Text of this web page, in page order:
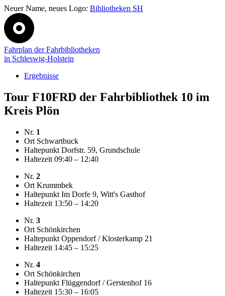
Neuer Name, neues Logo: Bibliotheken SH
Fahrplan der Fahrbibliotheken
in Schleswig-Holstein
Ergebnisse
Tour F10FRD der Fahrbibliothek 10 im
Kreis Plön
Nr. 1
Ort Schwartbuck
Haltepunkt Dorfstr. 59, Grundschule
Haltezeit 09:40 – 12:40
Nr. 2
Ort Krummbek
Haltepunkt Im Dorfe 9, Witt's Gasthof
Haltezeit 13:50 – 14:20
Nr. 3
Ort Schönkirchen
Haltepunkt Oppendorf / Klosterkamp 21
Haltezeit 14:45 – 15:25
Nr. 4
Ort Schönkirchen
Haltepunkt Flüggendorf / Gerstenhof 16
Haltezeit 15:30 – 16:05